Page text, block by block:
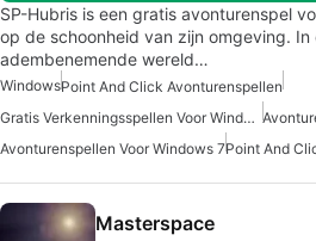
SP-Hubris is een gratis avonturenspel
op de schoonheid van zijn omgeving.
adembenemende wereld…
WindowsPoint And Click Avonturenspellen
Gratis Verkenningsspellen Voor Windows
Avonturenspellen Voor Windows 7
Masterspace